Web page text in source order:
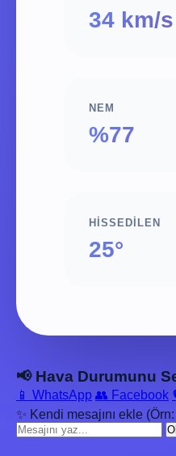
34 km/s
NEM
%77
HISSEDILEN
25°
📢 Hava Durumunu
📱 WhatsApp 👥 Facebook
✨ Kendi mesajını ekle